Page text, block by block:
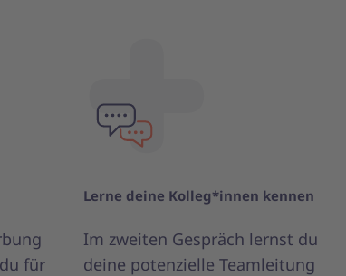
für
Lerne deine Kolleg*innen kennen
Im zweiten Gespräch lernst du
deine potenzielle Teamleitung